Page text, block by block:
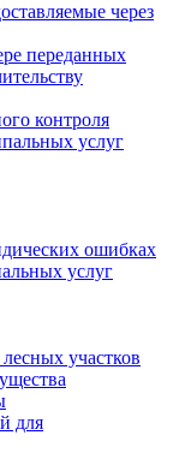
через
переданных
контроля
услуг
ошибках
услуг
участков
для